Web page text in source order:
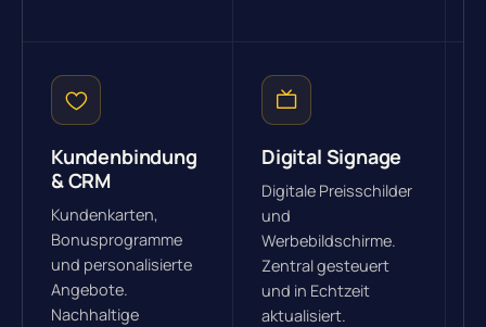
Kundenbindung
& CRM
Kundenkarten,
Bonusprogramme
und personalisierte
Angebote.
Nachhaltige
Digital Signage
Digitale Preisschilder
und
Werbebildschirme.
Zentral gesteuert
und in Echtzeit
aktualisiert.